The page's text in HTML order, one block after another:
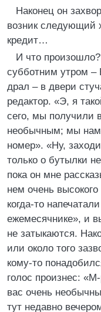
Наконец он
возник следующий
кредит…
И что
субботним утром
драл – в двери
редактор. «Э, я
сего, мы получили
необычным; мы
номер». «Ну,
только о бутылки
пока он мне
нем очень
когда-то
ежемесячнике», и
не затыкаются.
или около того
кому-то
голос произнес:
вас очень
тут недавно